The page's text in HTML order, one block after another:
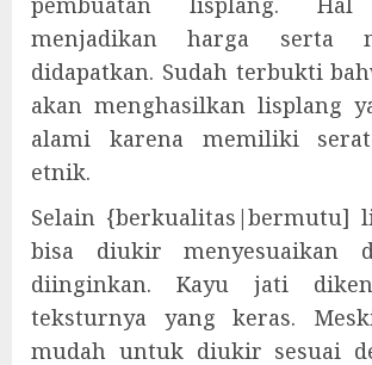
menjadikan harga serta
didapatkan. Sudah terbukti
akan menghasilkan lisplang
alami karena memiliki
etnik.
Selain {berkualitas|bermutu]
bisa diukir menyesuaikan
diinginkan. Kayu jati
teksturnya yang keras.
mudah untuk diukir sesuai